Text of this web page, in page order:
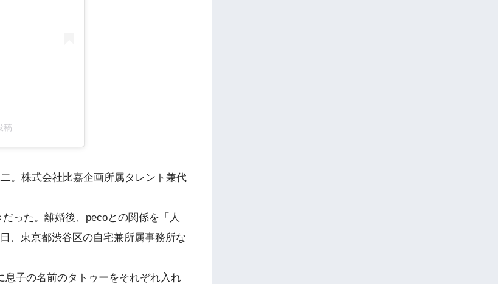
稿
。株式会社比嘉企画所属タレント兼代
った。離婚後、pecoとの関係を「人
、東京都渋谷区の自宅兼所属事務所な
息子の名前のタトゥーをそれぞれ入れ